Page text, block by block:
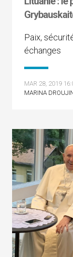
Paix,
échanges
MAR 28, 2019
MARINA